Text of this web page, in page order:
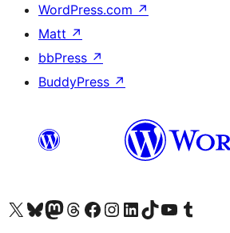
WordPress.com ↗
Matt ↗
bbPress ↗
BuddyPress ↗
Visiteu el nostre compte X (abans Twitter)
Visiteu el nostre compte de Bluesky
Visiteu el nostre compte al Mastodon
Visiteu el nostre compte de Threads
Visiteu la nostra pàgina al Facebook
Visiteu el nostre compte d'Instagram
Visiteu el nostre compte de LinkedIn
Visiteu el nostre compte de TikTok
Visiteu el nostre canal al YouTube
Visiteu el nostre compte de Tumblr